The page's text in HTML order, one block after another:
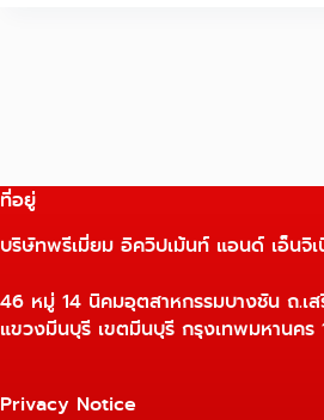
ที่อยู่
บริษัทพรีเมี่ยม อิควิปเม้นท์ แอนด์ เอ็นจิ
46 หมู่ 14 นิคมอุตสาหกรรมบางชัน ถ.เส
แขวงมีนบุรี เขตมีนบุรี กรุงเทพมหานคร
Privacy Notice